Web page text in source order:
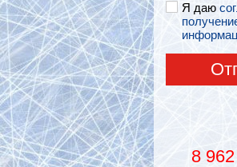
Я даю
8